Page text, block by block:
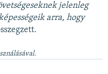
jelenleg
arra, hogy